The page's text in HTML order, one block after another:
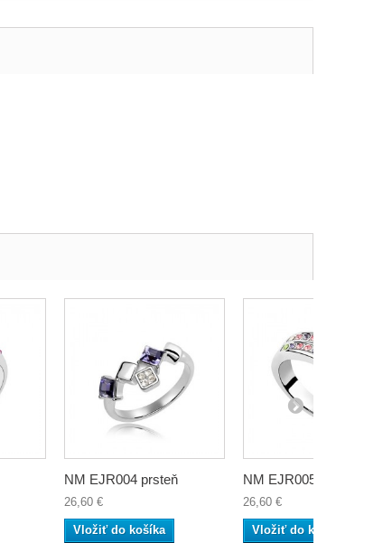
NM EJR004 prsteň
26,60 €
Vložiť do košíka
NM EJR005 prsteň
26,60 €
Vložiť do košíka